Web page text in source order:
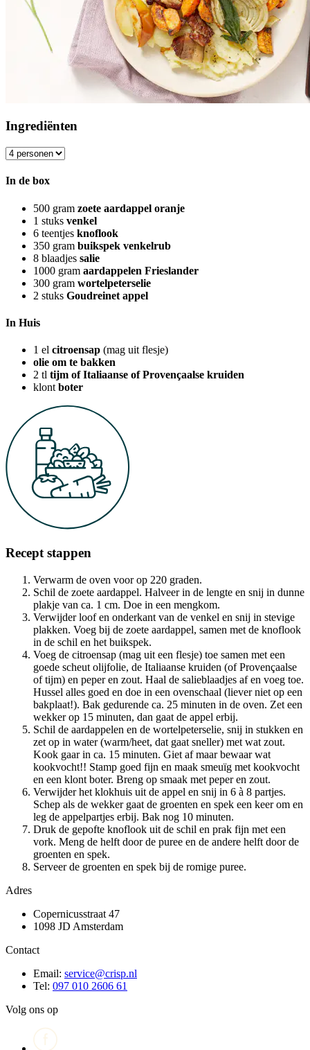
Ingrediënten
In de box
500 gram zoete aardappel oranje
1 stuks venkel
6 teentjes knoflook
350 gram buikspek venkelrub
8 blaadjes salie
1000 gram aardappelen Frieslander
300 gram wortelpeterselie
2 stuks Goudreinet appel
In Huis
1 el citroensap (mag uit flesje)
olie om te bakken
2 tl tijm of Italiaanse of Provençaalse kruiden
klont boter
Recept stappen
Verwarm de oven voor op 220 graden.
Schil de zoete aardappel. Halveer in de lengte en snij in dunne
plakje van ca. 1 cm. Doe in een mengkom.
Verwijder loof en onderkant van de venkel en snij in stevige
plakken. Voeg bij de zoete aardappel, samen met de knoflook
in de schil en het buikspek.
Voeg de citroensap (mag uit een flesje) toe samen met een
goede scheut olijfolie, de Italiaanse kruiden (of Provençaalse
of tijm) en peper en zout. Haal de salieblaadjes af en voeg toe.
Hussel alles goed en doe in een ovenschaal (liever niet op een
bakplaat!). Bak gedurende ca. 25 minuten in de oven. Zet een
wekker op 15 minuten, dan gaat de appel erbij.
Schil de aardappelen en de wortelpeterselie, snij in stukken en
zet op in water (warm/heet, dat gaat sneller) met wat zout.
Kook gaar in ca. 15 minuten. Giet af maar bewaar wat
kookvocht!! Stamp goed fijn en maak smeuïg met kookvocht
en een klont boter. Breng op smaak met peper en zout.
Verwijder het klokhuis uit de appel en snij in 6 à 8 partjes.
Schep als de wekker gaat de groenten en spek een keer om en
leg de appelpartjes erbij. Bak nog 10 minuten.
Druk de gepofte knoflook uit de schil en prak fijn met een
vork. Meng de helft door de puree en de andere helft door de
groenten en spek.
Serveer de groenten en spek bij de romige puree.
Adres
Copernicusstraat 47
1098 JD Amsterdam
Contact
Email: service@crisp.nl
Tel: 097 010 2606 61
Volg ons op